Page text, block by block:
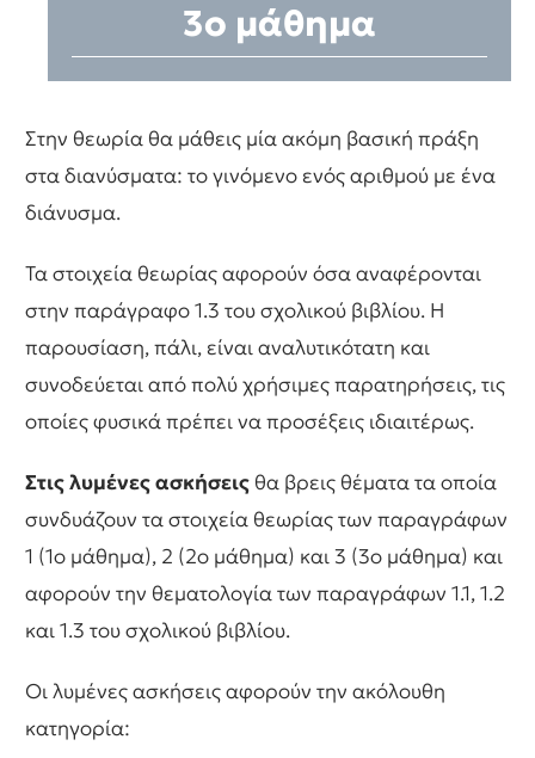
3ο μάθημα
Στην θεωρία θα μάθεις μία ακόμη βασική πράξη
στα διανύσματα: το γινόμενο ενός αριθμού με ένα
διάνυσμα.
Τα στοιχεία θεωρίας αφορούν όσα αναφέρονται
στην παράγραφο 1.3 του σχολικού βιβλίου. Η
παρουσίαση, πάλι, είναι αναλυτικότατη και
συνοδεύεται από πολύ χρήσιμες παρατηρήσεις, τις
οποίες φυσικά πρέπει να προσέξεις ιδιαιτέρως.
Στις λυμένες ασκήσεις θα βρεις θέματα τα οποία
συνδυάζουν τα στοιχεία θεωρίας των παραγράφων
1 (1ο μάθημα), 2 (2ο μάθημα) και 3 (3ο μάθημα) και
αφορούν την θεματολογία των παραγράφων 1.1, 1.2
και 1.3 του σχολικού βιβλίου.
Οι λυμένες ασκήσεις αφορούν την ακόλουθη
κατηγορία: